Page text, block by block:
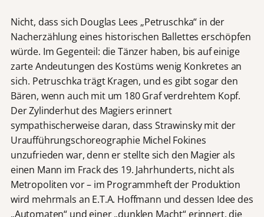
Nicht, dass sich Douglas Lees „Petruschka“ in der
Nacherzählung eines historischen Ballettes erschöpfen
würde. Im Gegenteil: die Tänzer haben, bis auf einige
zarte Andeutungen des Kostüms wenig Konkretes an
sich. Petruschka trägt Kragen, und es gibt sogar den
Bären, wenn auch mit um 180 Graf verdrehtem Kopf.
Der Zylinderhut des Magiers erinnert
sympathischerweise daran, dass Strawinsky mit der
Uraufführungschoreographie Michel Fokines
unzufrieden war, denn er stellte sich den Magier als
einen Mann im Frack des 19. Jahrhunderts, nicht als
Metropoliten vor – im Programmheft der Produktion
wird mehrmals an E.T.A. Hoffmann und dessen Idee des
„Automaten“ und einer „dunklen Macht“ erinnert, die